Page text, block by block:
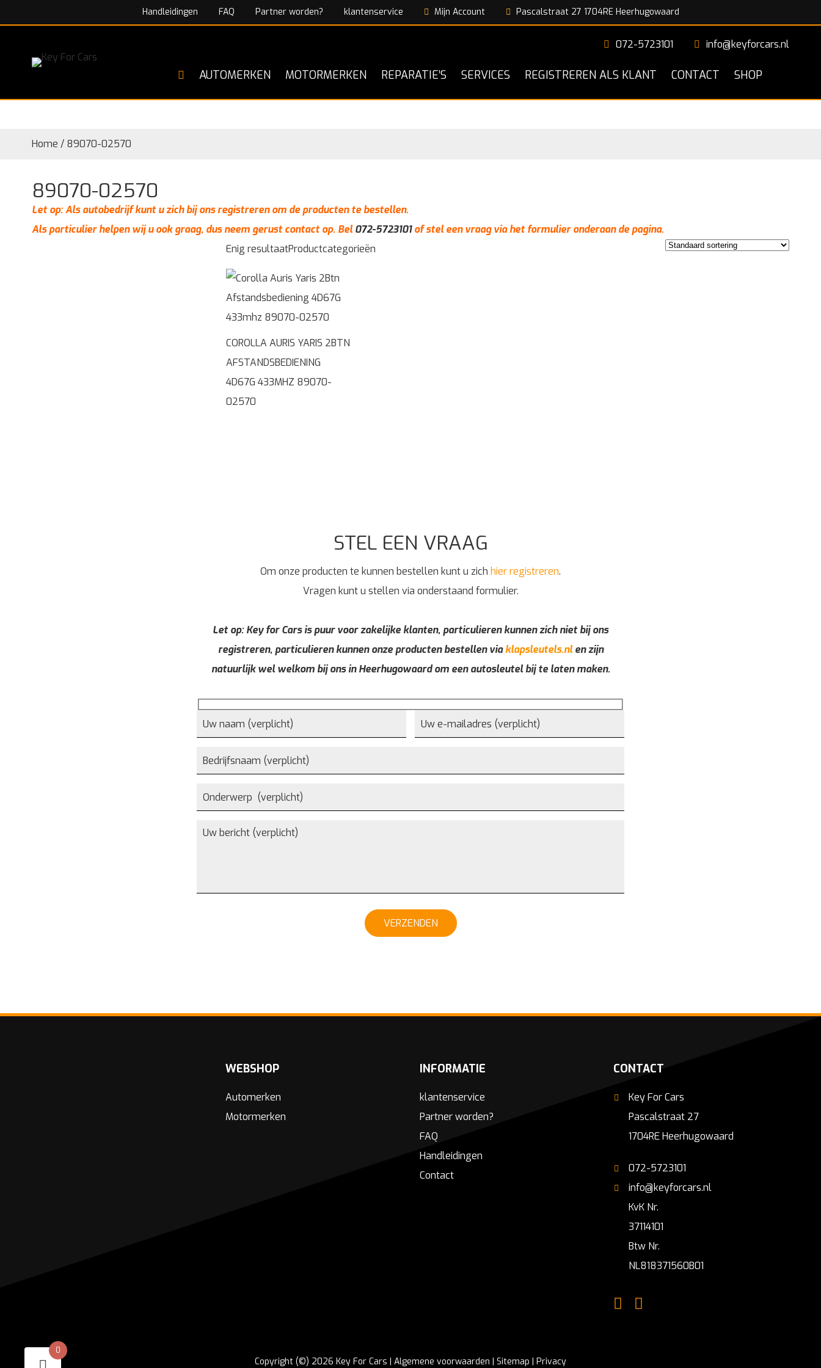
Handleidingen FAQ Partner worden? klantenservice Mijn Account Pascalstraat 27 1704RE Heerhugowaard
072-5723101 info@keyforcars.nl
AUTOMERKEN MOTORMERKEN REPARATIE’S SERVICES REGISTREREN ALS KLANT CONTACT SHOP
Home / 89070-02570
89070-02570
Let op: Als autobedrijf kunt u zich bij ons registreren om de producten te bestellen.
Als particulier helpen wij u ook graag, dus neem gerust contact op. Bel072-5723101of stel een vraag via het formulier onderaan de pagina.
Productcategorieën
Enig resultaat
COROLLA AURIS YARIS 2BTN
AFSTANDSBEDIENING
4D67G 433MHZ 89070-
02570
STEL EEN VRAAG
Om onze producten te kunnen bestellen kunt u zich hier registreren.
Vragen kunt u stellen via onderstaand formulier.
Let op: Key for Cars is puur voor zakelijke klanten, particulieren kunnen zich niet bij ons
registreren, particulieren kunnen onze producten bestellen viaklapsleutels.nlen zijn
natuurlijk wel welkom bij ons in Heerhugowaard om een autosleutel bij te laten maken.
VERZENDEN
WEBSHOP
Automerken
Motormerken
INFORMATIE
klantenservice
Partner worden?
FAQ
Handleidingen
Contact
CONTACT
Key For Cars
Pascalstraat 27
1704RE Heerhugowaard
072-5723101
info@keyforcars.nl
KvK Nr.
37114101
Btw Nr.
NL818371560B01
Copyright (©) 2026 Key For Cars | Algemene voorwaarden Sitemap Privacy
0